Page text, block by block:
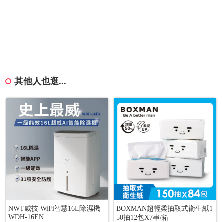
其他人也逛...
NWT威技 WiFi智慧16L除濕機
WDH-16EN
BOXMAN超輕柔抽取式衛生紙1
50抽12包X7串/箱